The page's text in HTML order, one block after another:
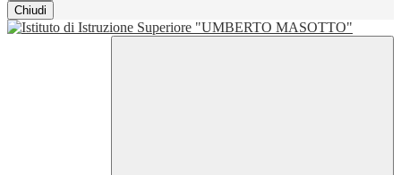
Chiudi